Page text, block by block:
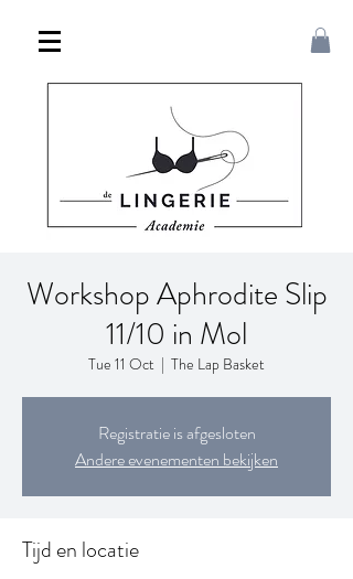
Workshop Aphrodite Slip
11/10 in Mol
Tue 11 Oct
  |
The Lap Basket
Registratie is afgesloten
Andere evenementen bekijken
Tijd en locatie